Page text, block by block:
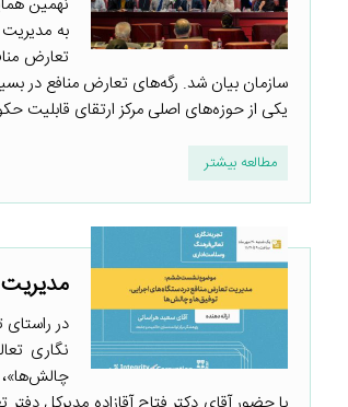
به
تعارض
سازمان بیان شد. رگه‌های تعارض منافع در
یکی از حوزه‌های اصلی مرکز ارتقای قابلیت
مطالعه بیشتر
در
نگاری